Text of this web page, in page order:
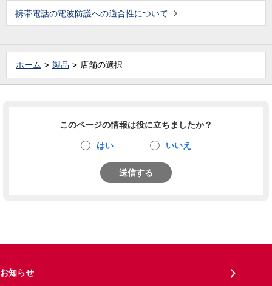
携帯電話の電波防護への適合性について
ホーム 製品 店舗の選択
このページの情報は役に立ちましたか？
はい いいえ
送信する
お知らせ